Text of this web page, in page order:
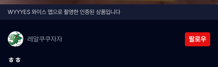
WYYYES 와이스 앱으로 촬영한 인증된 상품입니다
레알쿠쿠자자 팔로우
ㅎㅎ